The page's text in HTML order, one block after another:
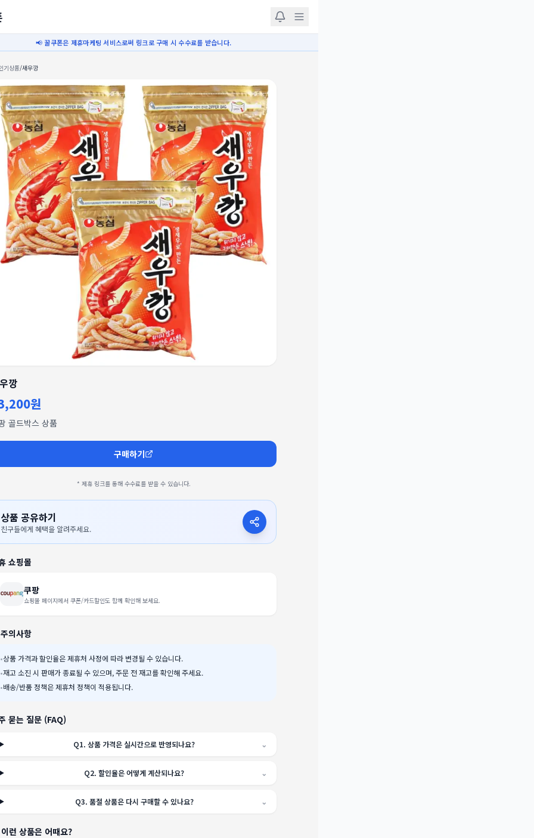
📢 꿀쿠폰은 제휴마케팅 서비스로써 링크로 구매 시 수수료를 받습니다.
기상품/새우깡
깡
원
골드박스 상품
구매하기
* 제휴 링크를 통해 수수료를 받을 수 있습니다.
상품 공유하기
친구들에게 혜택을 알려주세요.
쇼핑몰
쿠팡
쇼핑몰 페이지에서 쿠폰/카드할인도 함께 확인해 보세요.
의사항
•상품 가격과 할인율은 제휴처 사정에 따라 변경될 수 있습니다.
•재고 소진 시 판매가 종료될 수 있으며, 주문 전 재고를 확인해 주세요.
•배송/반품 정책은 제휴처 정책이 적용됩니다.
묻는 질문 (FAQ)
Q1.상품 가격은 실시간으로 반영되나요? ⌄
Q2.할인율은 어떻게 계산되나요? ⌄
Q3. 품절 상품은 다시 구매할 수 있나요? ⌄
런 상품은 어때요?